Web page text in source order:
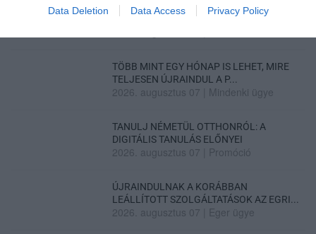
Data Deletion Data Access Privacy Policy
TATA ELBŰVÖLŐ LÁTVÁNYOSSÁGAI,
AMIKÉRT ÉRDEMES MEGNÉZNI
TÖBB MINT EGY HÓNAP IS LEHET, MIRE
TELJESEN ÚJRAINDUL A P...
2026. augusztus 07 Mindenki ügye
TANULJ NÉMETÜL OTTHONRÓL: A
DIGITÁLIS TANULÁS ELŐNYEI
2026. augusztus 07 Promóció
ÚJRAINDULNAK A KORÁBBAN
LEÁLLÍTOTT SZOLGÁLTATÁSOK AZ EGRI...
2026. augusztus 07 Eger ügye